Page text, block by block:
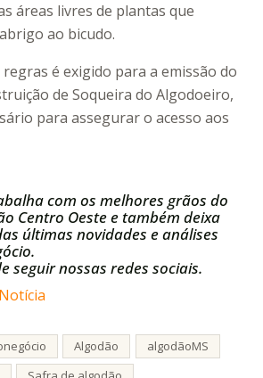
áreas livres de plantas que
ao bicudo.
é exigido para a emissão do
de Soqueira do Algodoeiro,
para assegurar o acesso aos
com os melhores grãos do
Centro Oeste e também deixa
últimas novidades e análises
seguir nossas redes sociais.
Algodão
algodãoMS